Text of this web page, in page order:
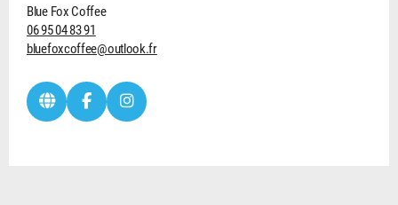
Blue Fox Coffee
06 95 04 83 91
bluefoxcoffee@outlook.fr